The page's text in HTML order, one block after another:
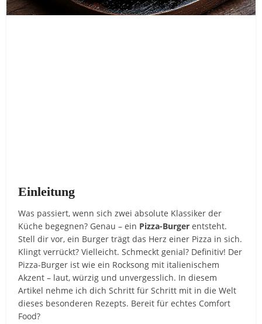
Einleitung
Was passiert, wenn sich zwei absolute Klassiker der
Küche begegnen? Genau – ein Pizza-Burger entsteht.
Stell dir vor, ein Burger trägt das Herz einer Pizza in sich.
Klingt verrückt? Vielleicht. Schmeckt genial? Definitiv! Der
Pizza-Burger ist wie ein Rocksong mit italienischem
Akzent – laut, würzig und unvergesslich. In diesem
Artikel nehme ich dich Schritt für Schritt mit in die Welt
dieses besonderen Rezepts. Bereit für echtes Comfort
Food?